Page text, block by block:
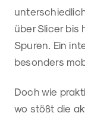
über Slicer bis
Spuren. Ein
besonders
Doch wie
wo stößt die